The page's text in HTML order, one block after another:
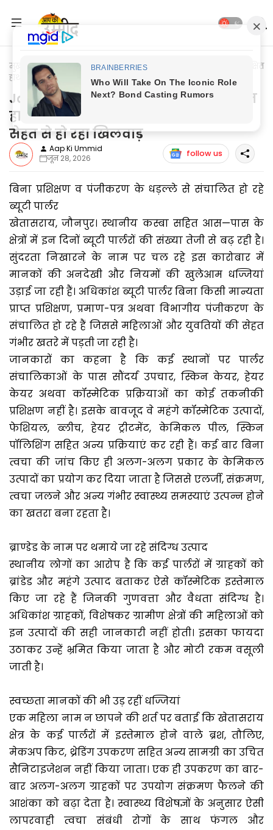
मुख्यपृष्ठ Jaunpur News
Jaunpur News: मानकविहीन व अप्रशिक्षित
हाथों में सौंदर्य का कारोबार, महिलाओं की सेहत से हो रहा खिलवाड़
Jaunpur News: मानकविहीन व अप्रशिक्षित
हाथों में सौंदर्य का कारोबार, महिलाओं की
सेहत से हो रहा खिलवाड़
Aap Ki Ummid
जून 28, 2026
follow us
बिना प्रशिक्षण व पंजीकरण के धड़ल्ले से संचालित हो रहे
ब्यूटी पार्लर
खेतासराय, जौनपुर। स्थानीय कस्बा सहित आस—पास के
क्षेत्रों में इन दिनों ब्यूटी पार्लरों की संख्या तेजी से बढ़ रही है।
सुंदरता निखारने के नाम पर चल रहे इस कारोबार में
मानकों की अनदेखी और नियमों की खुलेआम धज्जियां
उड़ाई जा रही हैं। अधिकांश ब्यूटी पार्लर बिना किसी मान्यता
प्राप्त प्रशिक्षण, प्रमाण-पत्र अथवा विभागीय पंजीकरण के
संचालित हो रहे हैं जिससे महिलाओं और युवतियों की सेहत
गंभीर खतरे में पड़ती जा रही है।
जानकारों का कहना है कि कई स्थानों पर पार्लर
संचालिकाओं के पास सौंदर्य उपचार, स्किन केयर, हेयर
केयर अथवा कॉस्मेटिक प्रक्रियाओं का कोई तकनीकी
प्रशिक्षण नहीं है। इसके बावजूद वे महंगे कॉस्मेटिक उत्पादों,
फेशियल, ब्लीच, हेयर ट्रीटमेंट, केमिकल पील, स्किन
पॉलिशिंग सहित अन्य प्रक्रियाएं कर रही हैं। कई बार बिना
त्वचा की जांच किए ही अलग-अलग प्रकार के केमिकल
उत्पादों का प्रयोग कर दिया जाता है जिससे एलर्जी, संक्रमण,
त्वचा जलने और अन्य गंभीर स्वास्थ्य समस्याएं उत्पन्न होने
का खतरा बना रहता है।
ब्राण्डेड के नाम पर थमाये जा रहे संदिग्ध उत्पाद
स्थानीय लोगों का आरोप है कि कई पार्लरों में ग्राहकों को
ब्रांडेड और महंगे उत्पाद बताकर ऐसे कॉस्मेटिक इस्तेमाल
किए जा रहे हैं जिनकी गुणवत्ता और वैधता संदिग्ध है।
अधिकांश ग्राहकों, विशेषकर ग्रामीण क्षेत्रों की महिलाओं को
इन उत्पादों की सही जानकारी नहीं होती। इसका फायदा
उठाकर उन्हें भ्रमित किया जाता है और मोटी रकम वसूली
जाती है।
स्वच्छता मानकों की भी उड़ रहीं धज्जियां
एक महिला नाम न छापने की शर्त पर बताई कि खेतासराय
क्षेत्र के कई पार्लरों में इस्तेमाल होने वाले ब्रश, तौलिए,
मेकअप किट, थ्रेडिंग उपकरण सहित अन्य सामग्री का उचित
सैनिटाइजेशन नहीं किया जाता। एक ही उपकरण का बार-
बार अलग-अलग ग्राहकों पर उपयोग संक्रमण फैलने की
आशंका को बढ़ा देता है। स्वास्थ्य विशेषज्ञों के अनुसार ऐसी
लापरवाही त्वचा संबंधी रोगों के साथ फंगल और